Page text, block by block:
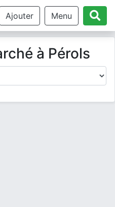
Ajouter Menu
à Pérols